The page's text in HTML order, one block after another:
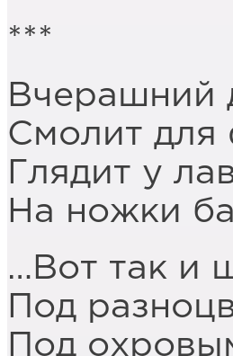
***
Вчерашний
Смолит для
Глядит у
На ножки
…Вот так и
Под
Под